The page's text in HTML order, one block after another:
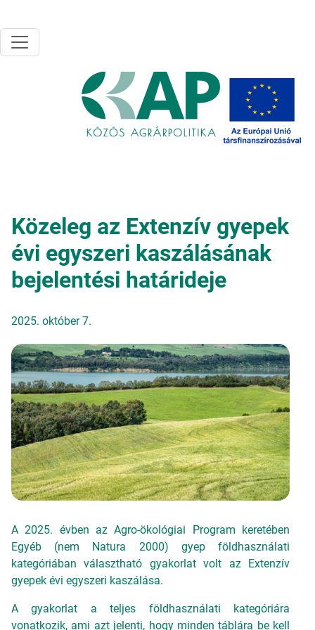
Közeleg az Extenzív gyepek
évi egyszeri kaszálásának
bejelentési határideje
2025. október 7.
A 2025. évben az Agro-ökológiai Program keretében
Egyéb (nem Natura 2000) gyep földhasználati
kategóriában választható gyakorlat volt az Extenzív
gyepek évi egyszeri kaszálása.
A gyakorlat a teljes földhasználati kategóriára
vonatkozik, ami azt jelenti, hogy minden táblára be kell